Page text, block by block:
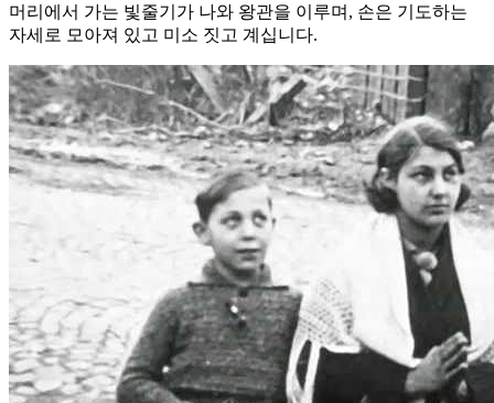
머리에서 가는 빛줄기가 나와 왕관을 이루며, 손은 기도하는
자세로 모아져 있고 미소 짓고 계십니다.